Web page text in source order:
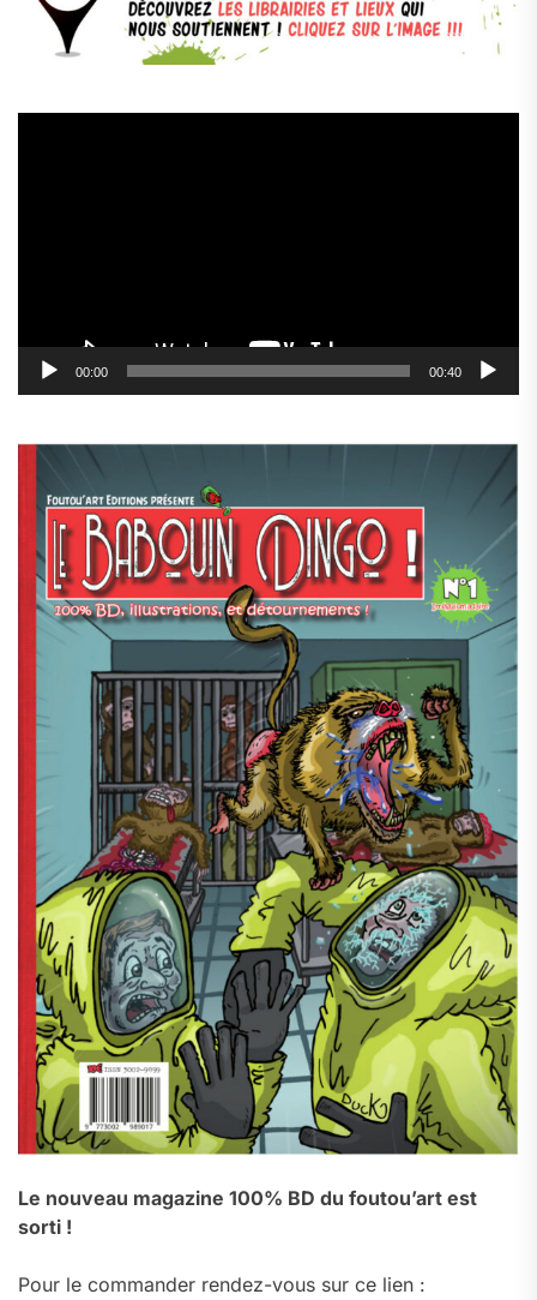
00:00 00:40
Le nouveau magazine 100% BD du foutou’art est
sorti !
Pour le commander rendez-vous sur ce lien :